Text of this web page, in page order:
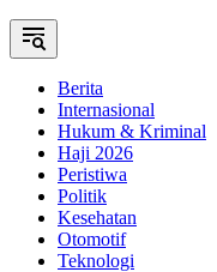
Berita
Internasional
Hukum & Kriminal
Haji 2026
Peristiwa
Politik
Kesehatan
Otomotif
Teknologi